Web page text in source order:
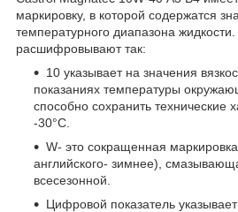
маркировку, в которой содержатся
температурного диапазона
расшифровывают так:
10 указывает на значения
показаниях температуры
способно сохранить технические
-30°С.
W- это сокращенная
английского- зимнее),
всесезонной.
Цифровой показатель